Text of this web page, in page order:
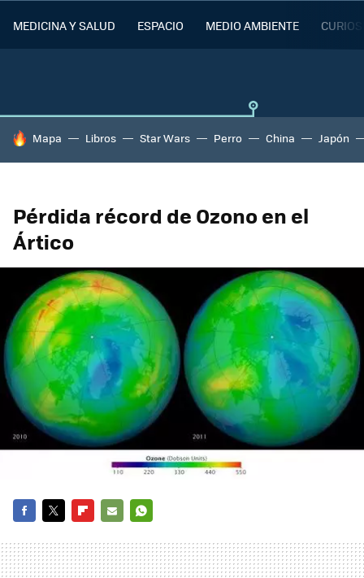
MEDICINA Y SALUD ESPACIO MEDIO AMBIENTE
HOY SE HABLA DE
Mapa Libros Star Wars Perro China Japón
Pérdida récord de Ozono en el
Ártico
MAIL